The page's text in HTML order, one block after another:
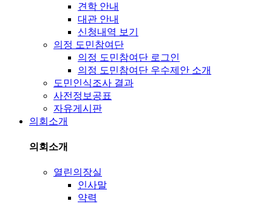
견학 안내
대관 안내
신청내역 보기
의정 도민참여단
의정 도민참여단 로그인
의정 도민참여단 우수제안 소개
도민인식조사 결과
사전정보공표
자유게시판
의회소개
의회소개
열린의장실
인사말
약력